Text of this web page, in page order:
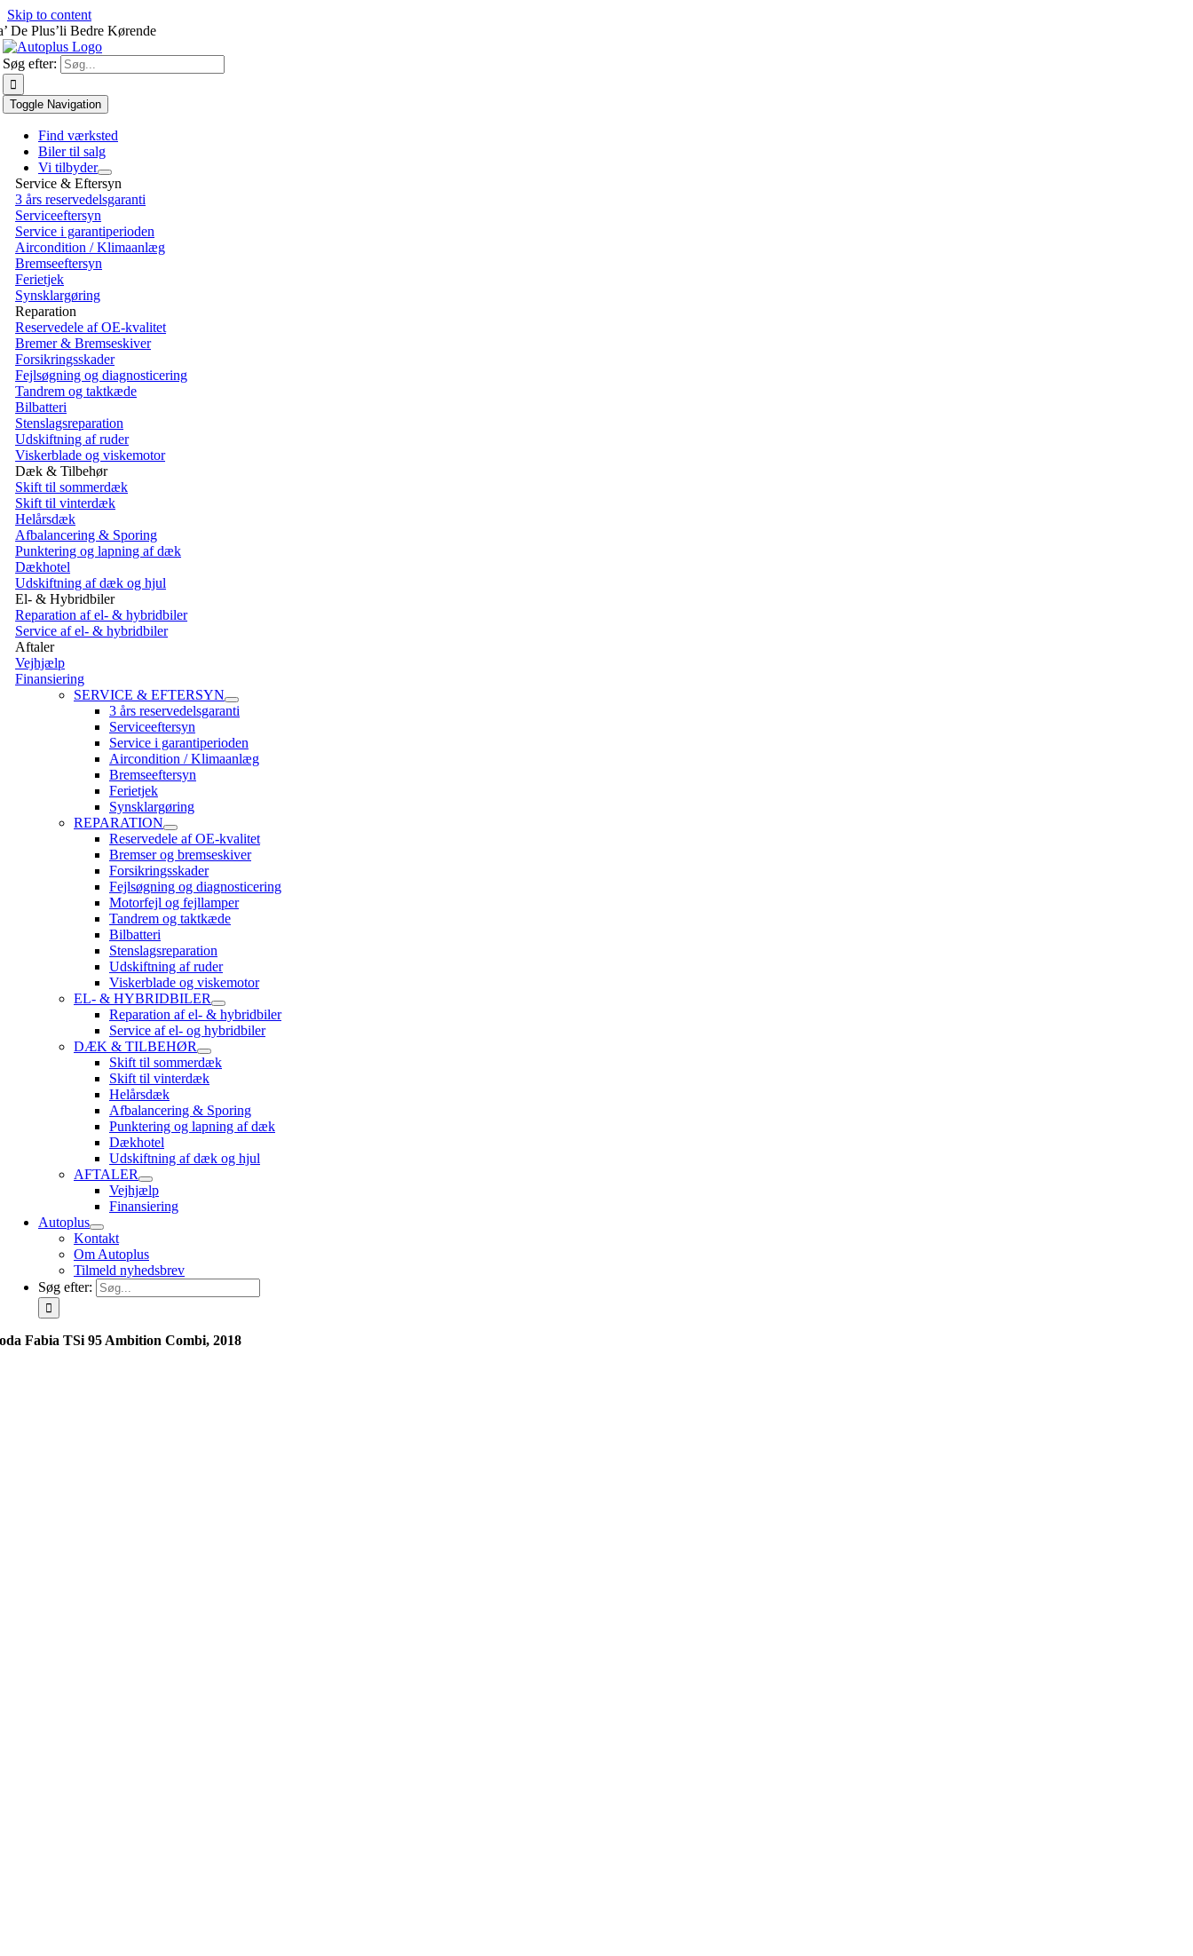
Skip to content
De Plus’li Bedre Kørende
Søg efter:
Toggle Navigation
Find værksted
Biler til salg
Vi tilbyder
Service & Eftersyn
3 års reservedelsgaranti
Serviceeftersyn
Service i garantiperioden
Aircondition / Klimaanlæg
Bremseeftersyn
Ferietjek
Synsklargøring
Reparation
Reservedele af OE-kvalitet
Bremer & Bremseskiver
Forsikringsskader
Fejlsøgning og diagnosticering
Tandrem og taktkæde
Bilbatteri
Stenslagsreparation
Udskiftning af ruder
Viskerblade og viskemotor
Dæk & Tilbehør
Skift til sommerdæk
Skift til vinterdæk
Helårsdæk
Afbalancering & Sporing
Punktering og lapning af dæk
Dækhotel
Udskiftning af dæk og hjul
El- & Hybridbiler
Reparation af el- & hybridbiler
Service af el- & hybridbiler
Aftaler
Vejhjælp
Finansiering
SERVICE & EFTERSYN
3 års reservedelsgaranti
Serviceeftersyn
Service i garantiperioden
Aircondition / Klimaanlæg
Bremseeftersyn
Ferietjek
Synsklargøring
REPARATION
Reservedele af OE-kvalitet
Bremser og bremseskiver
Forsikringsskader
Fejlsøgning og diagnosticering
Motorfejl og fejllamper
Tandrem og taktkæde
Bilbatteri
Stenslagsreparation
Udskiftning af ruder
Viskerblade og viskemotor
EL- & HYBRIDBILER
Reparation af el- & hybridbiler
Service af el- og hybridbiler
DÆK & TILBEHØR
Skift til sommerdæk
Skift til vinterdæk
Helårsdæk
Afbalancering & Sporing
Punktering og lapning af dæk
Dækhotel
Udskiftning af dæk og hjul
AFTALER
Vejhjælp
Finansiering
Autoplus
Kontakt
Om Autoplus
Tilmeld nyhedsbrev
Søg efter:
Fabia TSi 95 Ambition Combi, 2018